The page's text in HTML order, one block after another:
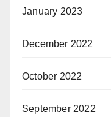
January 2023
December 2022
October 2022
September 2022